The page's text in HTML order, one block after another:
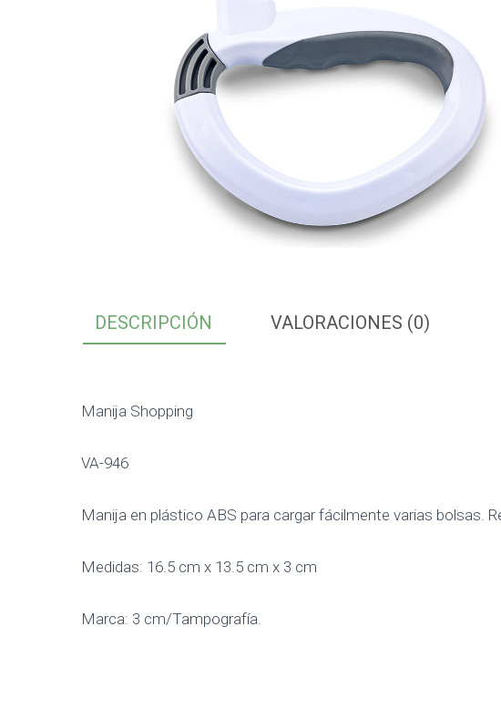
DESCRIPCIÓN VALORACIONES (0)
Manija Shopping
VA-946
Manija en plástico ABS para cargar fácilmente varias bolsas.
Medidas: 16.5 cm x 13.5 cm x 3 cm
Marca: 3 cm/Tampografía.